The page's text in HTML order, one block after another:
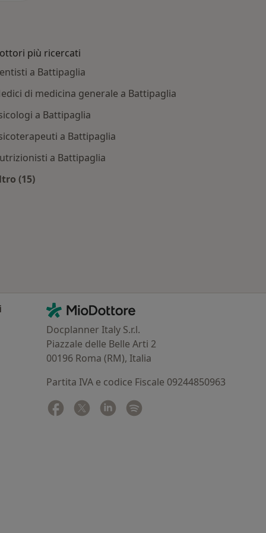
più ricercati
a Battipaglia
di medicina generale a Battipaglia
a Battipaglia
a Battipaglia
a Battipaglia
(15)
Contatti
MioDottore - Homepage
Docplanner Italy S.r.l.
Piazzale delle Belle Arti 2
00196 Roma (RM), Italia
Partita IVA e codice Fiscale 09244850963
Facebook
si apre in una nuova scheda
Twitter
si apre in una nuova scheda
Linkedin
si apre in una nuova scheda